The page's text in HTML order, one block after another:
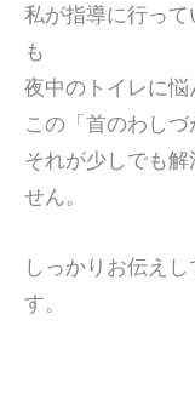
私が指導に行っ
も
夜中のトイレに悩
この「首のわし
それが少しでも
せん。
しっかりお伝え
す。